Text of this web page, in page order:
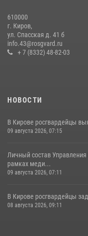
ОМОН "Вятич" Управления
победитель
(видео)
10 июля 2026, 07:55
610000
г. Киров,
ул. Спасская д. 41 б
info.43@rosgvard.ru
+ 7 (8332) 48-82-03
НОВОСТИ
В Кирове росгвардейцы
09 августа 2026, 07:15
Личный состав
рамках меди...
09 августа 2026, 07:11
В Кирове росгвардейцы
08 августа 2026, 09:11